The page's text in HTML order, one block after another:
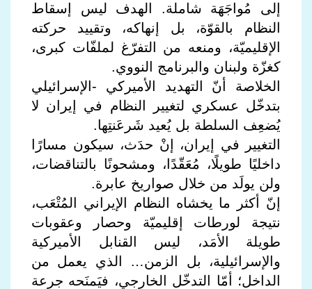
إلى مُواجَهَة شاملة. الهدف ليس إسقاط
النظام بالقوّة، بل إنهاكه، وتقييد حركته
الإقليميّة، ومنعه من التفرّغ لملفّات كبرى،
كغزّة ولبنان والبرنامج النووي.
الخلاصة أنّ التهديد الأميركي -الإسرائيلي
بتدخّل عسكري لتغيير النظام في إيران لا
يُضعِف السلطة بل يُعيد شَرعَنتِها.
التغيير في إيران، إنْ حدَث، سيكون مسارًا
داخليًا طويلًا، مُعَقّدًا، ومشحونًا بالتناقضات،
ولن يولَد من خلال صواريخ عابرة.
إنّ أكثر ما يخشاه النظام الإيراني المُتْعَب،
نتيجة لورطات إقليميّة وحصار وعقوبات
طويلة الأمَد، ليس القنابل الأميركية
والإسرائيلية، بل الزمن… الذي يعمل من
الداخل؛ أمّا التدخّل الخارجي، فيَمنَحه جرعة